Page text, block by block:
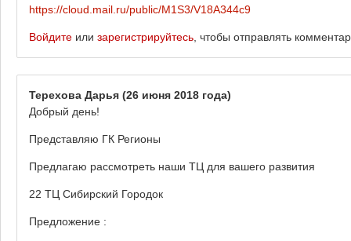
https://cloud.mail.ru/public/M1S3/V18A344c9
Войдите или зарегистрируйтесь , чтобы отправлять
Терехова Дарья (26 июня 2018 года)
Добрый день!
Представляю ГК Регионы
Предлагаю рассмотреть наши ТЦ для вашего развития
22 ТЦ Сибирский Городок
Предложение :